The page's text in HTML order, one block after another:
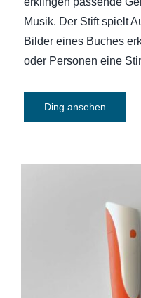
Musik. Der Stift spielt
Bilder eines Buches
oder Personen eine
Ding ansehen
tiptoi-Stift mit